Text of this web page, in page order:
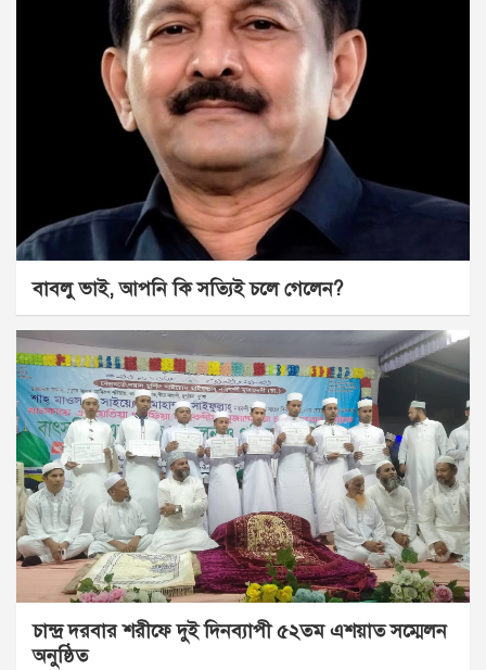
বাবলু ভাই, আপনি কি সত্যিই চলে গেলেন?
চান্দ্র দরবার শরীফে দুই দিনব্যাপী ৫২তম এশয়াত সম্মেলন
অনুষ্ঠিত